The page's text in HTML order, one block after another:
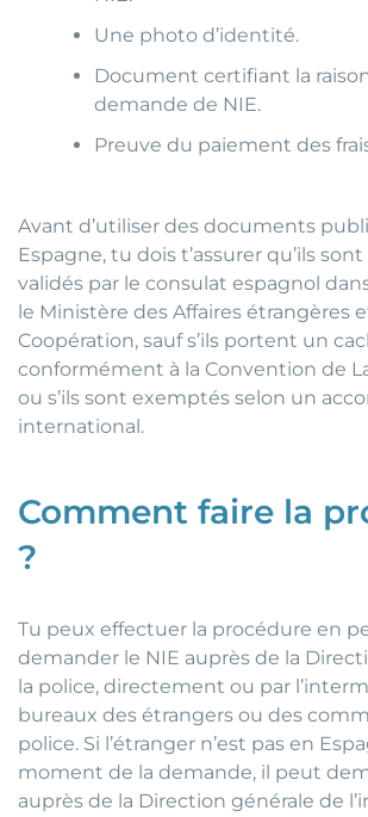
Une photo d’identité.
Document certifiant la
demande de NIE.
Preuve du paiement des
Avant d’utiliser des documents
Espagne, tu dois t’assurer qu’ils
validés par le consulat espagnol
le Ministère des Affaires étrangères
Coopération, sauf s’ils portent un
conformément à la Convention de La
ou s’ils sont exemptés selon un
international.
Comment faire la
?
Tu peux effectuer la procédure en
demander le NIE auprès de la
la police, directement ou par
bureaux des étrangers ou des
police. Si l’étranger n’est pas en
moment de la demande, il peut
auprès de la Direction générale de